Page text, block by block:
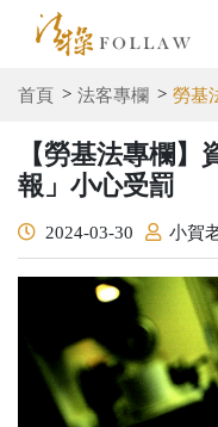
首頁 法客專欄 勞基
【勞基法專欄
報」小心受罰
2024-03-30 小賀